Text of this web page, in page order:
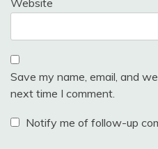
Save my name, email, and
next time I comment.
Notify me of follow-up